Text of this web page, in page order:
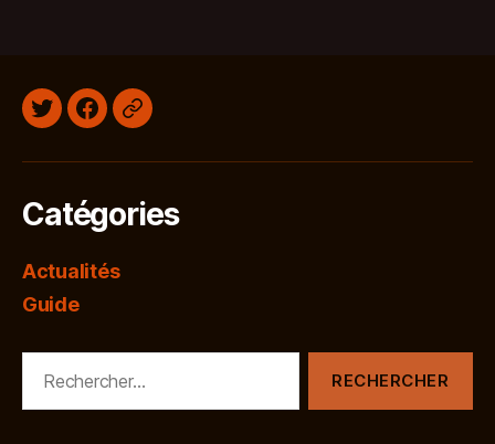
TwitterFacebook
Discord
Catégories
Actualités
Guide